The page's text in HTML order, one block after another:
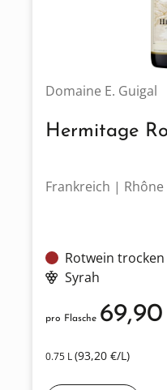
Domaine E. Guigal
Hermitage
Frankreich | Rhône
Rotwein trocken
Syrah
0.75 L(93,20 €/L)
pro Flasche